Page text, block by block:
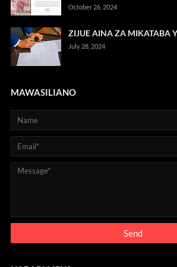
October 26, 2024
ZIJUE AINA ZA MIKATABA
July 28, 2024
MAWASILIANO